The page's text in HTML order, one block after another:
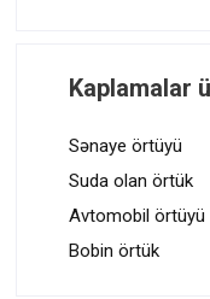
Kaplamalar
Sənaye örtüyü
Suda olan örtük
Avtomobil örtüyü
Bobin örtük